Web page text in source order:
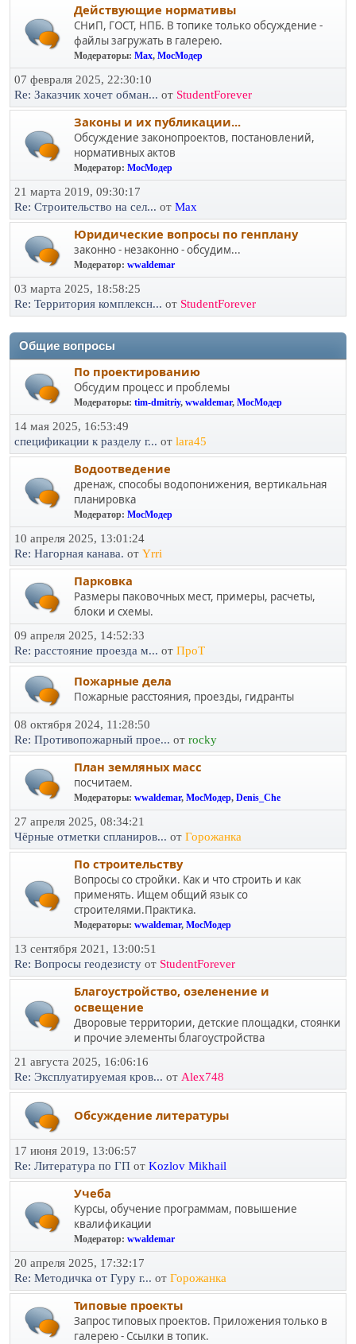
Действующие нормативы
СНиП, ГОСТ, НПБ. В топике только обсуждение -
файлы загружать в галерею.
Модераторы: Max, МосМодер
07 февраля 2025, 22:30:10
Re: Заказчик хочет обман... от StudentForever
Законы и их публикации...
Обсуждение законопроектов, постановлений,
нормативных актов
Модератор: МосМодер
21 марта 2019, 09:30:17
Re: Строительство на сел... от Max
Юридичеcкие вопросы по генплану
законно - незаконно - обсудим...
Модератор: wwaldemar
03 марта 2025, 18:58:25
Re: Территория комплексн... от StudentForever
Общие вопросы
По проектированию
Обсудим процесс и проблемы
Модераторы: tim-dmitriy, wwaldemar, МосМодер
14 мая 2025, 16:53:49
спецификации к разделу г... от lara45
Водоотведение
дренаж, способы водопонижения, вертикальная
планировка
Модератор: МосМодер
10 апреля 2025, 13:01:24
Re: Нагорная канава. от Yrri
Парковка
Размеры паковочных мест, примеры, расчеты,
блоки и схемы.
09 апреля 2025, 14:52:33
Re: расстояние проезда м... от ПроТ
Пожарные дела
Пожарные расстояния, проезды, гидранты
08 октября 2024, 11:28:50
Re: Противопожарный прое... от rocky
План земляных масс
посчитаем.
Модераторы: wwaldemar, МосМодер, Denis_Che
27 апреля 2025, 08:34:21
Чёрные отметки спланиров... от Горожанка
По строительству
Вопросы со стройки. Как и что строить и как
применять. Ищем общий язык со
строителями.Практика.
Модераторы: wwaldemar, МосМодер
13 сентября 2021, 13:00:51
Re: Вопросы геодезисту от StudentForever
Благоустройство, озеленение и
освещение
Дворовые территории, детские площадки, стоянки
и прочие элементы благоустройства
21 августа 2025, 16:06:16
Re: Эксплуатируемая кров... от Alex748
Обсуждение литературы
17 июня 2019, 13:06:57
Re: Литература по ГП от Kozlov Mikhail
Учеба
Курсы, обучение программам, повышение
квалификации
Модератор: wwaldemar
20 апреля 2025, 17:32:17
Re: Методичка от Гуру г... от Горожанка
Типовые проекты
Запрос типовых проектов. Приложения только в
галерею - Ссылки в топик.